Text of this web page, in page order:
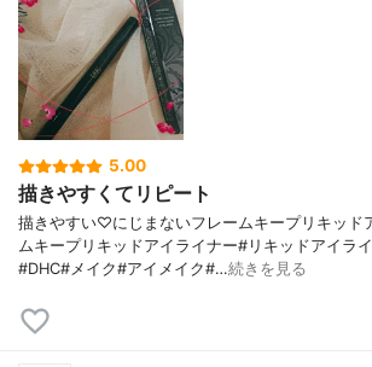
5.00
描きやすくてリピート
描きやすい♡にじまないフレームキープリキッド
ムキープリキッドアイライナー#リキッドアイラ
#DHC#メイク#アイメイク#…続きを見る